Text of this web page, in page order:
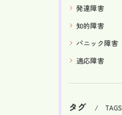
発達障害
知的障害
パニック障害
適応障害
タグ TAGS